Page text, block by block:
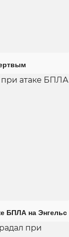
БПЛА на Энгельс